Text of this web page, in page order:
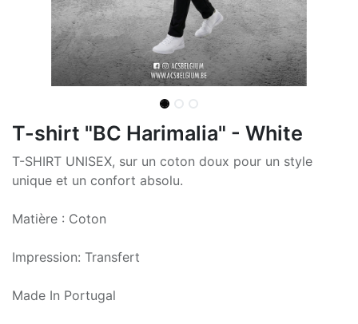
T-shirt "BC Harimalia" - White
T-SHIRT UNISEX, sur un coton doux pour un style
unique et un confort absolu.
Matière : Coton
Impression: Transfert
Made In Portugal